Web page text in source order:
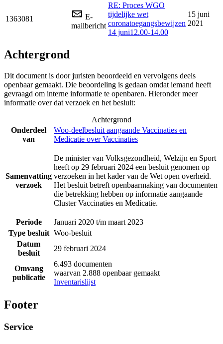
1363081
E-
mailbericht
RE: Proces WGO
tijdelijke wet
coronatoegangsbewijzen
14 juni12.00-14.00
15 juni
2021
Achtergrond
Dit document is door juristen beoordeeld en vervolgens deels
openbaar gemaakt. Die beoordeling is gedaan omdat iemand heeft
gevraagd om interne informatie te openbaren. Hieronder meer
informatie over dat verzoek en het besluit:
Achtergrond
Onderdeel
van
Woo-deelbesluit aangaande Vaccinaties en
Medicatie over Vaccinaties
Samenvatting
verzoek
De minister van Volksgezondheid, Welzijn en Sport
heeft op 29 februari 2024 een besluit genomen op
verzoeken in het kader van de Wet open overheid.
Het besluit betreft openbaarmaking van documenten
die betrekking hebben op informatie aangaande
Cluster Vaccinaties en Medicatie.
Periode
Januari 2020 t/m maart 2023
Type besluit Woo-besluit
Datum
besluit
29 februari 2024
Omvang
publicatie
6.493 documenten
waarvan 2.888 openbaar gemaakt
Inventarislijst
Footer
Service